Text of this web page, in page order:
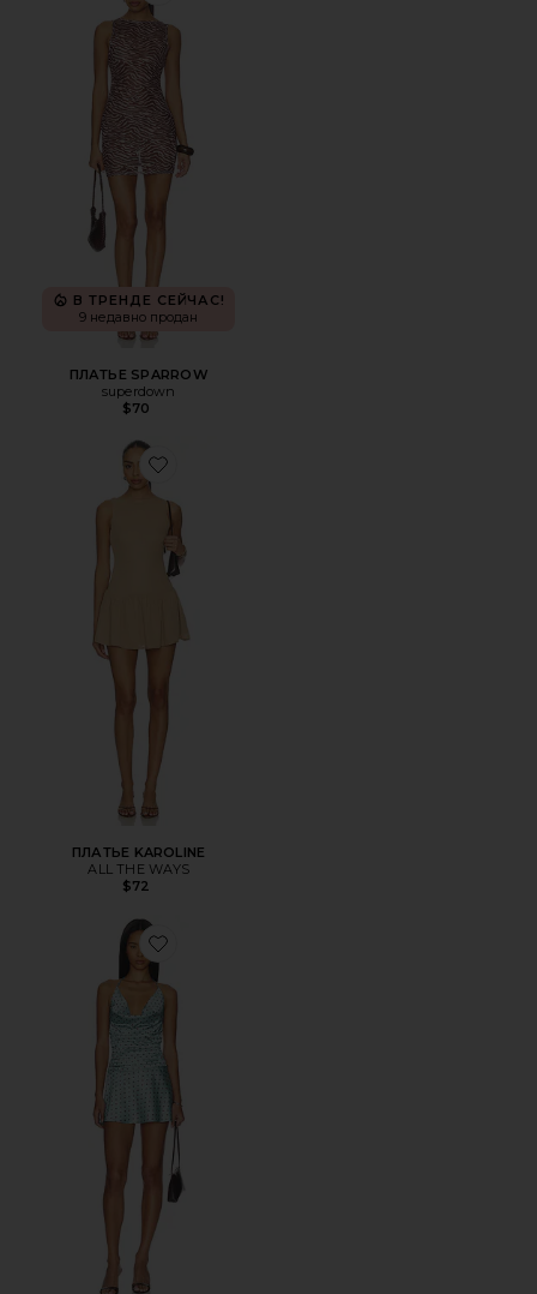
В ТРЕНДЕ СЕЙЧАС!
9 недавно продан
ПЛАТЬЕ SPARROW
superdown
$70
Favorite ПЛАТЬЕ KAROLINE
ПЛАТЬЕ KAROLINE
ALL THE WAYS
$72
Favorite ПЛАТЬЕ CLARKE